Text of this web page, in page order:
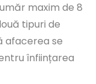
maxim de 8
tipuri de
afacerea se
înființarea